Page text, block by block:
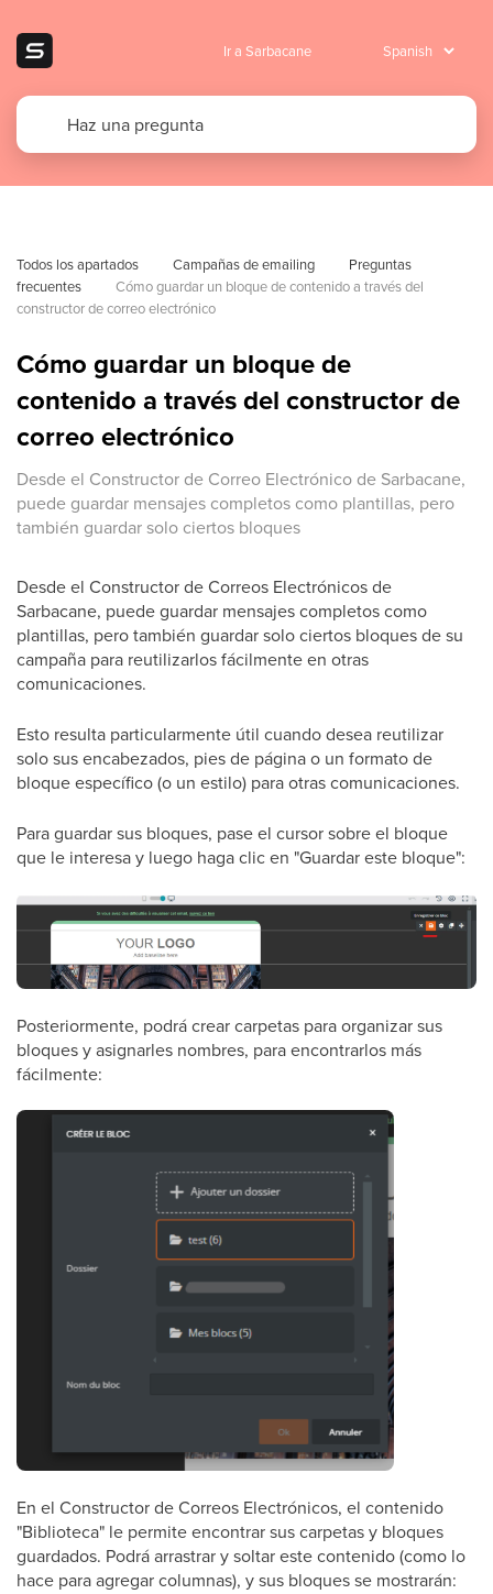
Ir a Sarbacane
Todos los apartados Campañas de emailing
Preguntas
frecuentes
Cómo guardar un bloque de contenido a través del
constructor de correo electrónico
Cómo guardar un bloque de
contenido a través del constructor de
correo electrónico
Desde el Constructor de Correo Electrónico de Sarbacane,
puede guardar mensajes completos como plantillas, pero
también guardar solo ciertos bloques
Desde el Constructor de Correos Electrónicos de
Sarbacane, puede guardar mensajes completos como
plantillas, pero también guardar solo ciertos bloques de su
campaña para reutilizarlos fácilmente en otras
comunicaciones.
Esto resulta particularmente útil cuando desea reutilizar
solo sus encabezados, pies de página o un formato de
bloque específico (o un estilo) para otras comunicaciones.
Para guardar sus bloques, pase el cursor sobre el bloque
que le interesa y luego haga clic en "Guardar este bloque":
Posteriormente, podrá crear carpetas para organizar sus
bloques y asignarles nombres, para encontrarlos más
fácilmente:
En el Constructor de Correos Electrónicos, el contenido
"Biblioteca" le permite encontrar sus carpetas y bloques
guardados. Podrá arrastrar y soltar este contenido (como lo
hace para agregar columnas), y sus bloques se mostrarán: